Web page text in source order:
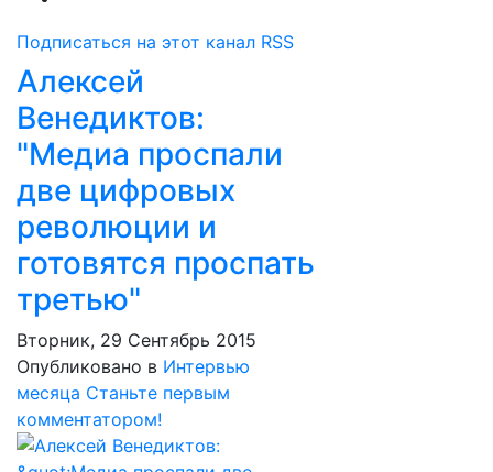
Подписаться на этот канал RSS
Алексей
Венедиктов:
"Медиа проспали
две цифровых
революции и
готовятся проспать
третью"
Вторник, 29 Сентябрь 2015
Опубликовано в Интервью
месяца Станьте первым
комментатором!